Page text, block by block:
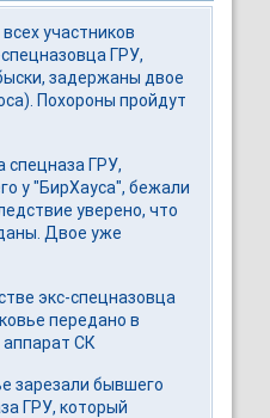
участников
ГРУ,
задержаны двое
Похороны пройдут
спецназа ГРУ,
у "БирХауса", бежали
уверено, что
Двое уже
экс-спецназовца
передано в
СК
зарезали бывшего
ГРУ, который